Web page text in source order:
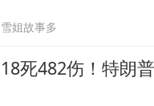
雪姐故事多
18死482伤！特朗